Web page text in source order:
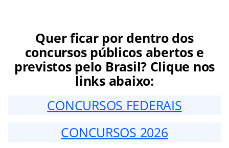
Quer ficar por dentro dos
concursos públicos abertos e
previstos pelo Brasil? Clique nos
links abaixo:
CONCURSOS FEDERAIS
CONCURSOS 2026